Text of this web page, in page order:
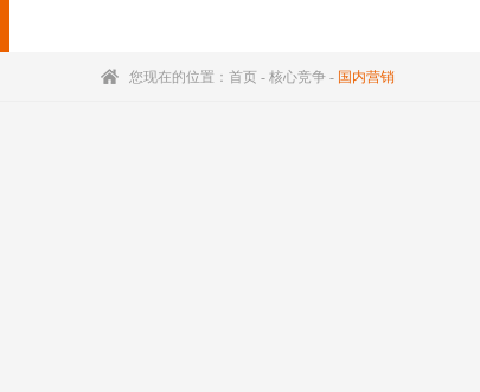
您现在的位置： 首页 - 核心竞争 - 国内营销